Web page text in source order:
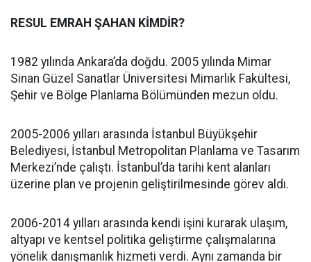
RESUL EMRAH ŞAHAN KİMDİR?
1982 yılında Ankara’da doğdu. 2005 yılında Mimar
Sinan Güzel Sanatlar Üniversitesi Mimarlık Fakültesi,
Şehir ve Bölge Planlama Bölümünden mezun oldu.
2005-2006 yılları arasında İstanbul Büyükşehir
Belediyesi, İstanbul Metropolitan Planlama ve Tasarım
Merkezi’nde çalıştı. İstanbul’da tarihi kent alanları
üzerine plan ve projenin geliştirilmesinde görev aldı.
2006-2014 yılları arasında kendi işini kurarak ulaşım,
altyapı ve kentsel politika geliştirme çalışmalarına
yönelik danışmanlık hizmeti verdi. Aynı zamanda bir